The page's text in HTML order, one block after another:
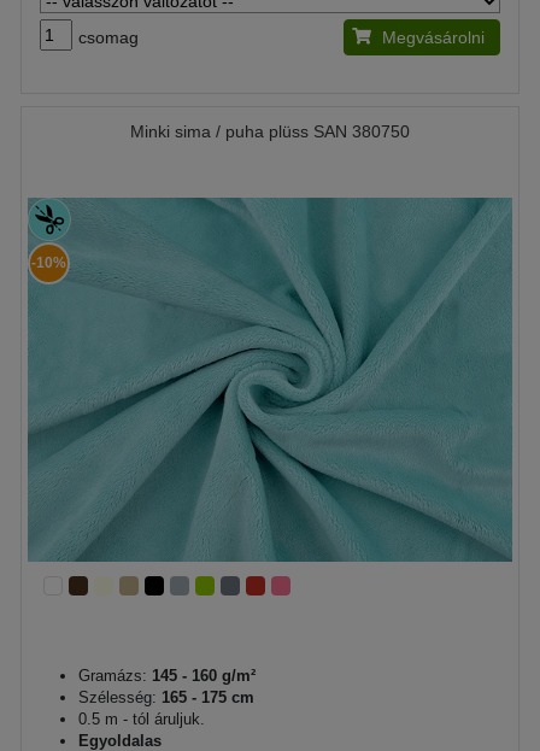
csomag Megvásárolni
Minki sima / puha plüss SAN 380750
-10%
Gramázs: 145 - 160 g/m²
Szélesség: 165 - 175 cm
0.5 m - tól áruljuk.
Egyoldalas